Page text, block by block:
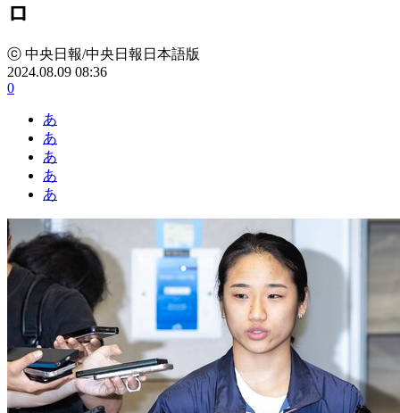
ロ
ⓒ 中央日報/中央日報日本語版
2024.08.09 08:36
0
あ
あ
あ
あ
あ